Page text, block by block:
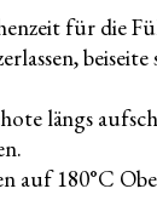
für die
längs
auf 180°C